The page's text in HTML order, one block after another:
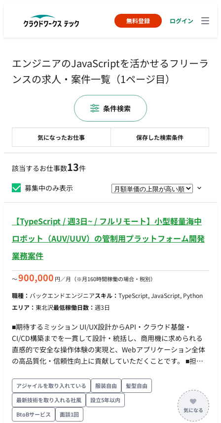
無料登録 ログイン
エンジニアのJavaScriptを活かせるフリーラ
ンスの求人・案件一覧（1ページ目）
該当するお仕事数13件
募集中のみ表示
【TypeScript / 週3日~ / フルリモート】小型軽量海中
ロボット（AUV/UUV）の管制用プラットフォーム開発
業務案件
〜900,000 円／月 （※月160時間稼働の場合・税別）
職種： バックエンドエンジニアスキル： TypeScript, JavaScript, Python
エリア： 東北沢最低稼働日数： 週3日
■期待するミッション UI/UX設計からAPI・クラウド基盤・
CI/CD構築までを一貫して設計・統括し、商用機に求められる
直感的で安全な操作体験の実現と、Webアプリケーション全体
の高品質化・信頼性向上に貢献していただくことです。 ■担当
プラットフォームにおける、フロントエンド・バックエンドの
設計および実装業務を担当していただきます。UI/UXデザイナー
やロボット・制御エンジニアと連携し、リアルタイムデータの
可視化やシステム全体の構築を主導していただきます ■開発環
アジャイルを取り入れている 服装自由
髪型自由
最新技術を取り入れる社風
設立5年以内
BtoBサービス
面談1回
気になったお仕事 保存した検索条件
条件検索